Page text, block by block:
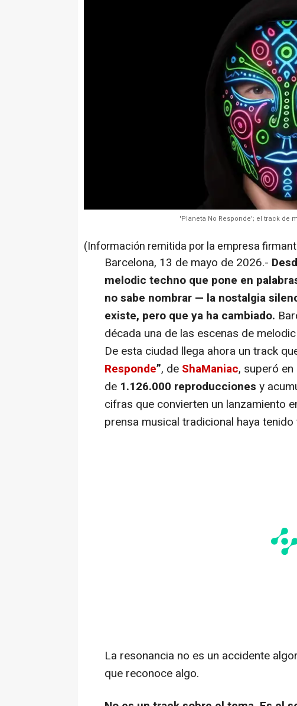
'Planeta No Responde'; el track de
(Información remitida por la empresa
Barcelona, 13 de mayo de 2026.-
melodic techno que pone en
no sabe nombrar — la nostalgia
existe, pero que ya ha cambiado.
década una de las escenas de
De esta ciudad llega ahora un track
Responde”, de ShaManiac, superó
de 1.126.000 reproducciones y
cifras que convierten un lanzamiento
prensa musical tradicional haya
La resonancia no es un accidente
que reconoce algo.